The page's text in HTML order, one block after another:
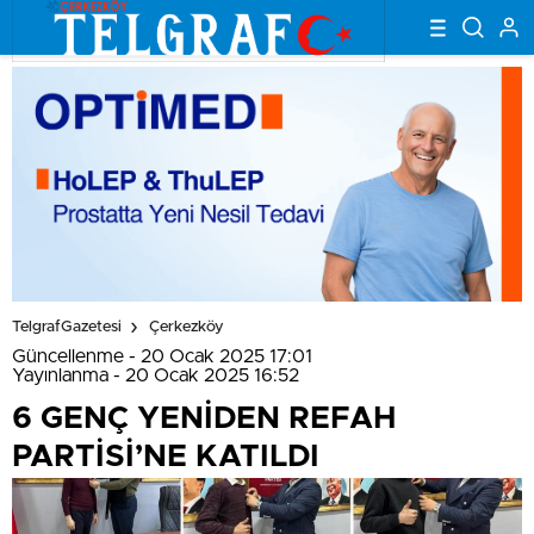
TelgrafGazetesi Çerkezköy
Güncellenme - 20 Ocak 2025 17:01
Yayınlanma - 20 Ocak 2025 16:52
6 GENÇ YENİDEN REFAH
PARTİSİ’NE KATILDI